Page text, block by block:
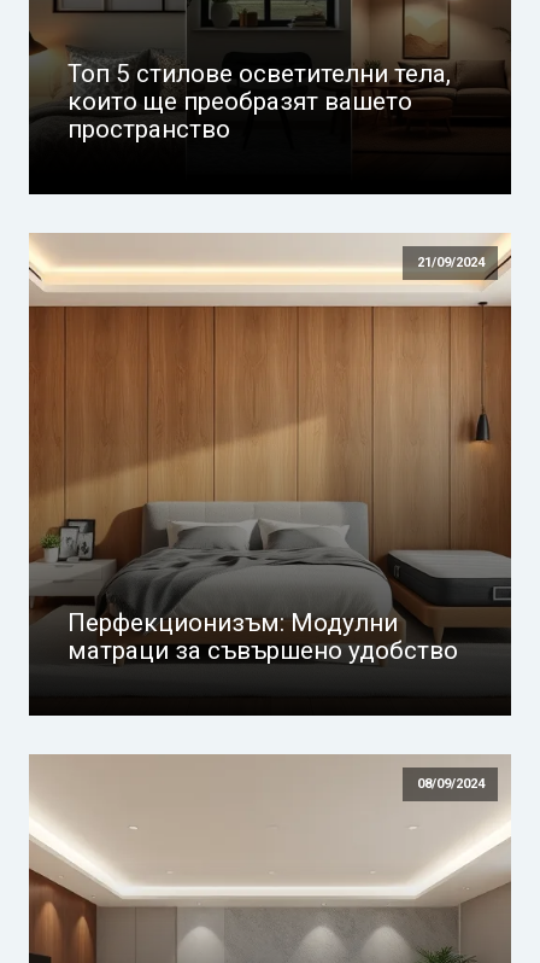
Топ 5 стилове осветителни тела,
които ще преобразят вашето
пространство
21/09/2024
Перфекционизъм: Модулни
матраци за съвършено удобство
08/09/2024